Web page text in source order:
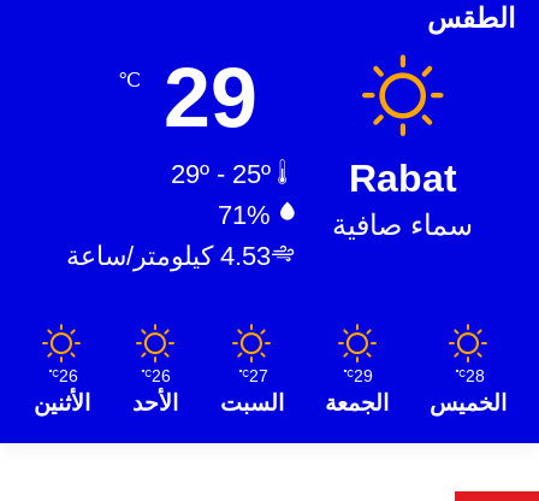
الطقس
Rabat
سماء صافية
29
℃
71%
4.53 كيلومتر/ساعة
28
℃
الخميس
29
℃
الجمعة
27
℃
السبت
26
℃
الأحد
26
℃
الأثنين